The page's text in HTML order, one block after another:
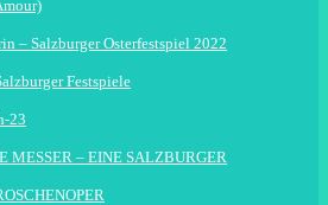
– Salzburger Osterfestspiel 2022
Festspiele
23
MESSER – EINE SALZBURGER